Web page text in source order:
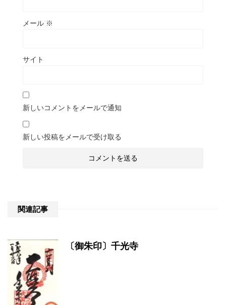
メール ※
サイト
新しいコメントをメールで通知
新しい投稿をメールで受け取る
関連記事
〔御朱印〕千光寺